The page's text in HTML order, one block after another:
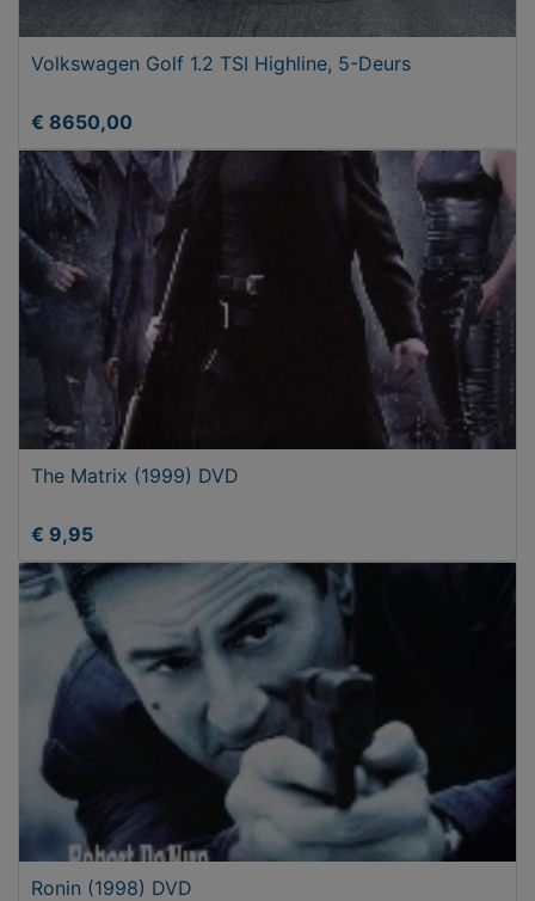
Volkswagen Golf 1.2 TSI Highline, 5-Deurs
€ 8650,00
The Matrix (1999) DVD
€ 9,95
Ronin (1998) DVD